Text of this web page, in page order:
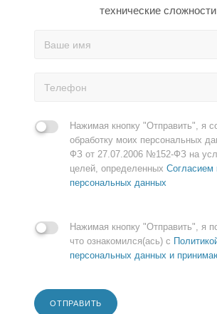
технические
Нажимая кнопку "Отправить", я
обработку моих персональных
ФЗ от 27.07.2006 №152-ФЗ на
целей, определенных Согласием
персональных данных
Нажимая кнопку "Отправить", я
что ознакомился(ась) с
персональных данных и
ОТПРАВИТЬ